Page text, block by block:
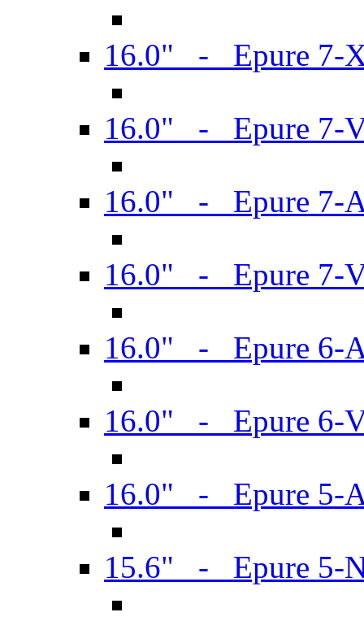
16.0" - Epure 7-
16.0" - Epure 7-
16.0" - Epure 7-
16.0" - Epure 7-
16.0" - Epure 6-
16.0" - Epure 6-
16.0" - Epure 5-
15.6" - Epure 5-